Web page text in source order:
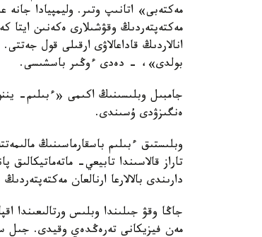
مەكتەپتەردىڭ وقۋشىلارى ەكەنىن
بولدى»، - دەدى ءوڭىر باسشىسى.
جامبىل وبلىسىنىڭ اكىمى «ءبىلىم-
ەنگىزۋدى ۇسىندى.
وبلىستىق ءبىلىم باسقارماسىنىڭ
دارىندى بالالارعا ارنالعان
جاڭا وقۋ جىلىندا وبلىس ورتالىعىندا